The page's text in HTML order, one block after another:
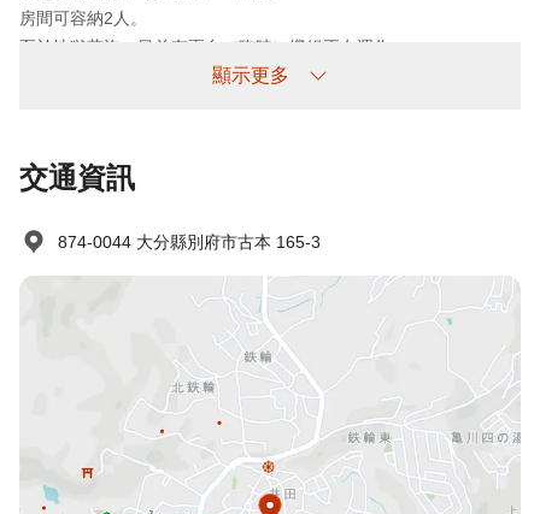
房間可容納2人。
至於地獄蒸汽，目前有兩台（臨時）機組正在運作。
未提前取消/未入住：收取100%住宿費
顯示更多
交通資訊
874-0044 大分縣別府市古本 165-3